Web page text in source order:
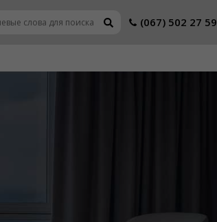
(067) 502 27 59